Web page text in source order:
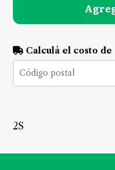
Calculá el costo de
2S